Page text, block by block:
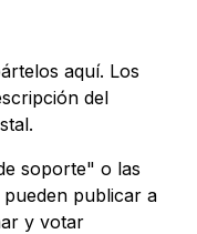
aquí. Los
del
soporte" o las
publicar a
y votar